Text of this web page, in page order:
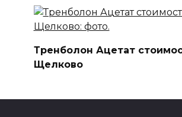
Тренболон Ацетат
Щелково